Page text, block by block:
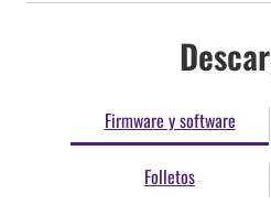
Firmware y software
Folletos